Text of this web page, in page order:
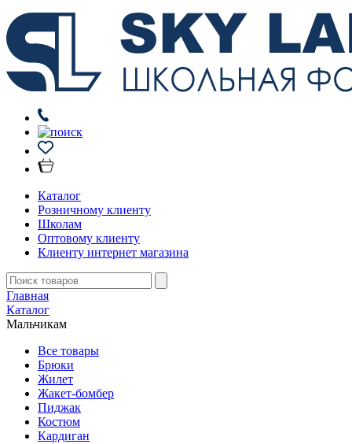
Каталог
Розничному клиенту
Школам
Оптовому клиенту
Клиенту интернет магазина
Главная
Каталог
Мальчикам
Все товары
Брюки
Жилет
Жакет-бомбер
Пиджак
Костюм
Кардиган